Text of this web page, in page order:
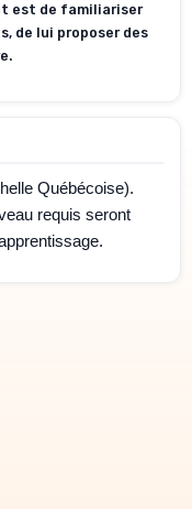
est de familiariser
de lui proposer des
Québécoise).
requis seront